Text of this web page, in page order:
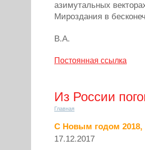
азимутальных
Мироздания в
В.А.
Постоянная ссылка
Из России
Главная
С Новым годом 2018,
17.12.2017